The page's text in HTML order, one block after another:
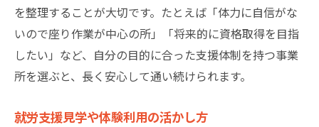
を整理することが大切です。たとえば「体力に自信がな
いので座り作業が中心の所」「将来的に資格取得を目指
したい」など、自分の目的に合った支援体制を持つ事業
所を選ぶと、長く安心して通い続けられます。
就労支援見学や体験利用の活かし方